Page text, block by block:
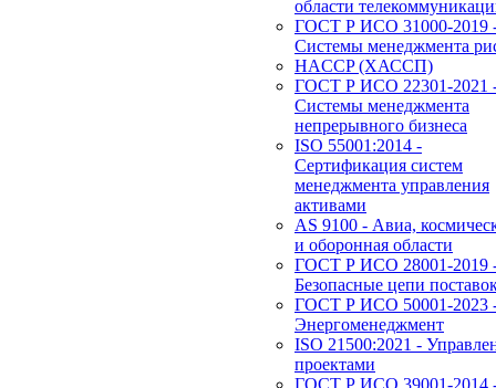
области
ГОСТ Р ИСО 31000-2019
Системы менеджмента
HACCP (ХАССП)
ГОСТ Р ИСО 22301-2021
Системы менеджмента
непрерывного бизнеса
ISO 55001:2014 -
Сертификация систем
менеджмента управления
активами
AS 9100 - Авиа,
и оборонная области
ГОСТ Р ИСО 28001-2019
Безопасные цепи
ГОСТ Р ИСО 50001-2023
Энергоменеджмент
ISO 21500:2021 -
проектами
ГОСТ Р ИСО 39001-2014